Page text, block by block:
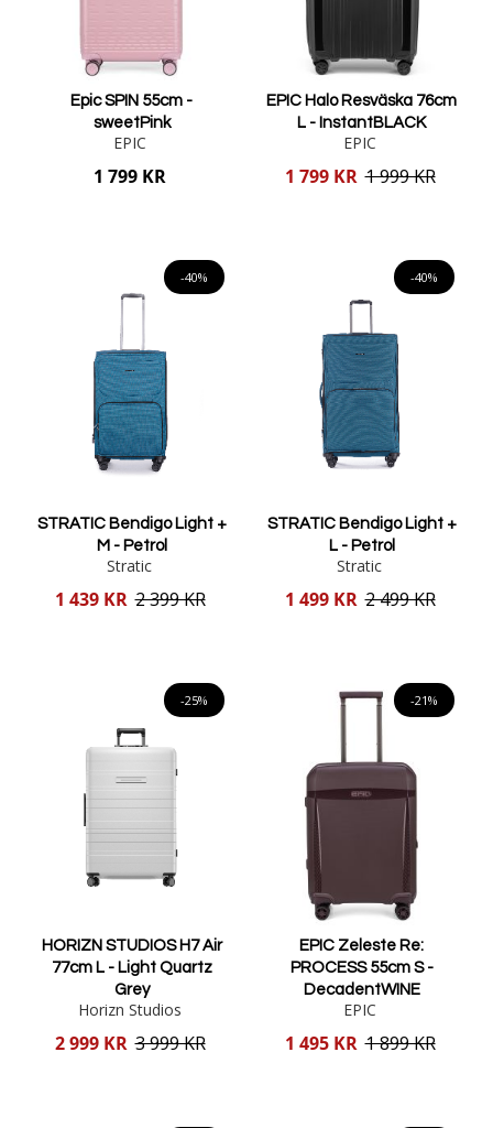
Epic SPIN 55cm -
sweetPink
EPIC
1 799 KR
EPIC Halo Resväska 76cm
L - InstantBLACK
EPIC
Reducerat
1 799 KR 1 999 KR
-40%
STRATIC Bendigo Light +
M - Petrol
Stratic
Reducerat
1 439 KR 2 399 KR
-40%
STRATIC Bendigo Light +
L - Petrol
Stratic
Reducerat
1 499 KR 2 499 KR
-25%
HORIZN STUDIOS H7 Air
77cm L - Light Quartz
Grey
Horizn Studios
Reducerat
2 999 KR 3 999 KR
-21%
EPIC Zeleste Re:
PROCESS 55cm S -
DecadentWINE
EPIC
Reducerat
1 495 KR 1 899 KR